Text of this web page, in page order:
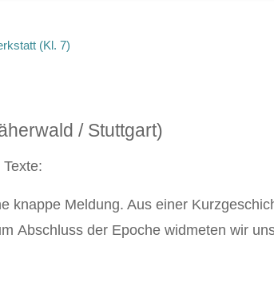
(Kl. 7)
/ Stuttgart)
Meldung. Aus einer
Abschluss der Epoche widmeten wir